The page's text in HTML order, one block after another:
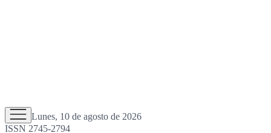
Lunes, 10 de agosto de 2026
ISSN 2745-2794